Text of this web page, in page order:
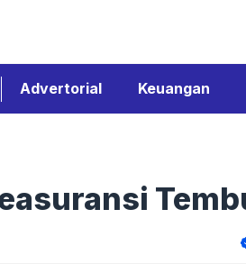
Advertorial Keuangan